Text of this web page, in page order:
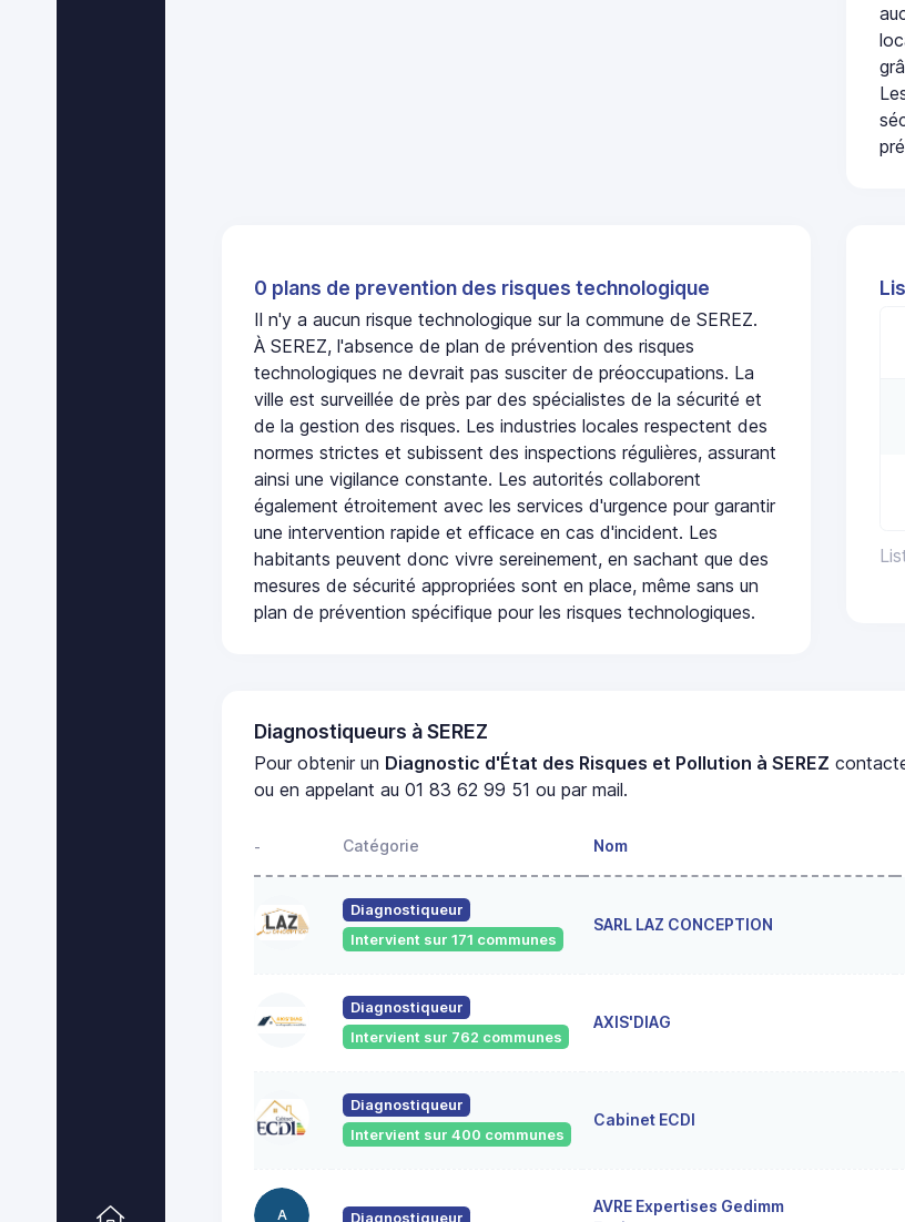
0 plans de prevention des risques technologique
Il n'y a aucun risque technologique sur la commune de SEREZ.
À SEREZ, l'absence de plan de prévention des risques
technologiques ne devrait pas susciter de préoccupations. La
ville est surveillée de près par des spécialistes de la sécurité et
de la gestion des risques. Les industries locales respectent des
normes strictes et subissent des inspections régulières, assurant
ainsi une vigilance constante. Les autorités collaborent
également étroitement avec les services d'urgence pour garantir
une intervention rapide et efficace en cas d'incident. Les
habitants peuvent donc vivre sereinement, en sachant que des
mesures de sécurité appropriées sont en place, même sans un
plan de prévention spécifique pour les risques technologiques.
Diagnostiqueurs à SEREZ
Pour obtenir un Diagnostic d'État des Risques et Pollution à SEREZ
ou en appelant au 01 83 62 99 51 ou par mail.
- Catégorie Nom
Diagnostiqueur
Intervient sur 171 communes
SARL LAZ CONCEPTION
Diagnostiqueur
Intervient sur 762 communes
AXIS'DIAG
Diagnostiqueur
Intervient sur 400 communes
Cabinet ECDI
A Diagnostiqueur
AVRE Expertises Gedimm